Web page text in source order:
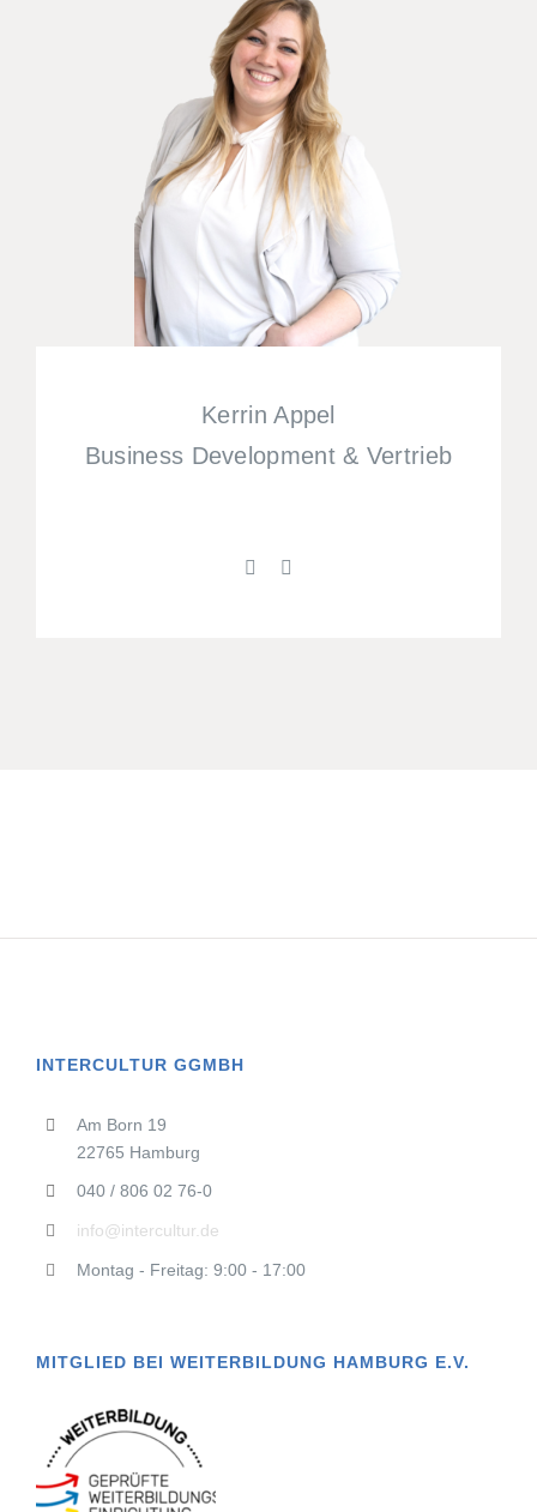
Kerrin Appel
Business Development & Vertrieb
INTERCULTUR GGMBH
Am Born 19
22765 Hamburg
040 / 806 02 76-0
info@intercultur.de
Montag - Freitag: 9:00 - 17:00
MITGLIED BEI WEITERBILDUNG HAMBURG E.V.